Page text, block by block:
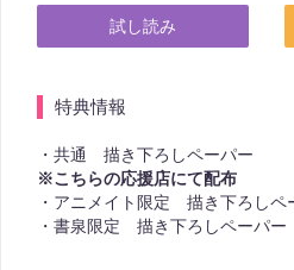
試し読み
特典情報
・共通 描き下ろしペーパー
※こちらの応援店にて配布
・アニメイト限定 描き下ろしペ
・書泉限定 描き下ろしペーパー